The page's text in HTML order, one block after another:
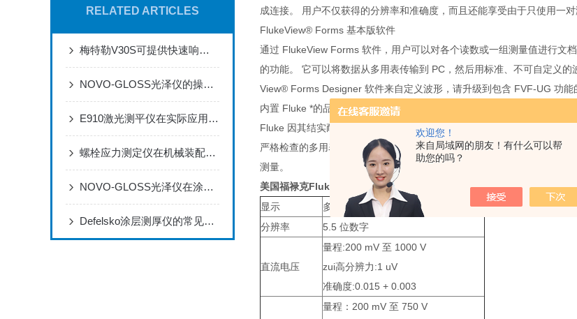
欢迎您！
来自局域网的朋友！有什么可以帮
助您的吗？
RELATED ARTICLES
梅特勒V30S可提供快速响应的质量测量通道
NOVO-GLOSS光泽仪的操作与运维规范
E910激光测平仪在实际应用场景中的作用体现
螺栓应力测定仪在机械装配过程中的作用
NOVO-GLOSS光泽仪在涂料生产和检测过程中的应用
Defelsko涂层测厚仪的常见应用有哪些？
成连接。 用户不仅获得的分辨率和准确度，而且还能享受由于只使用一
FlukeView® Forms 基本版软件
通过 FlukeView Forms 软件，用户可以对各个读数或一组测量值进行文
的功能。 它可以将数据从多用表传输到 PC，然后用标准、不可自定义
View® Forms Designer 软件来自定义波形，请升级到包含 FVF-UG 功能
内置 Fluke *的品质
Fluke 因其结实耐用、稳定可靠和精确无误的多用表而享誉世界。 借助
严格检查的多用表。 事实上，Fluke 仪表的性能通常高于规定的性能指
测量。
美国福禄克Fluke8808A台式万用表
显示
多段荧光数码显示器，双参数显示
分辨率
5.5 位数字
直流电压
量程:200 mV 至 1000 V
zui高分辨力:1 uV
准确度:0.015 + 0.003
量程：200 mV 至 750 V